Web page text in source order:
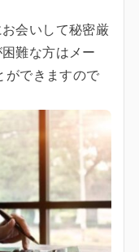
お会いして秘密厳
難な方はメー
ができますので